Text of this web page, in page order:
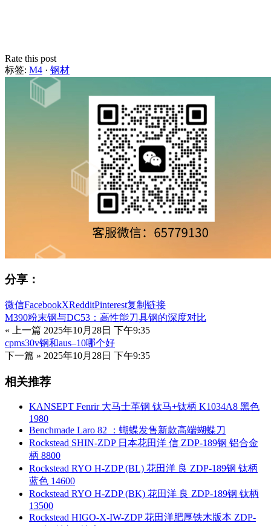
Rate this post
标签: M4 · 钢材
分享：
微信FacebookXRedditPinterest复制链接
M390粉末钢与DC53：高性能刀具钢的深度对比
« 上一篇 2025年10月28日 下午9:35
cpms30v钢和aus–10哪个好
下一篇 » 2025年10月28日 下午9:35
相关推荐
KANSEPT Fenrir 大马士革钢 钛马+钛柄 K1034A8 黑色
1980
Benchmade Laro 82 ：蝴蝶发售新款高端蝴蝶刀
Rockstead SHIN-ZDP 日本花田洋 信 ZDP-189钢 铝合金
柄 8800
Rockstead RYO H-ZDP (BL) 花田洋 良 ZDP-189钢 钛柄
蓝色 14600
Rockstead RYO H-ZDP (BK) 花田洋 良 ZDP-189钢 钛柄
13500
Rockstead HIGO-X-IW-ZDP 花田洋肥厚铁木版本 ZDP-